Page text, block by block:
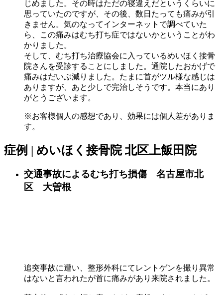
じめました。その時はただの寝違えだというくらいに
思っていたのですが、その後、数日たっても痛みが引
きません。気のなってインターネットで調べていた
ら、この痛みはむち打ち症ではないかということがわ
かりました。
そして、むち打ち治療協会に入っているめいほく接骨
院さんを受診することにしました。通院したおかげで
痛みはだいぶ減りました。たまに首がツル様な感じは
ありますが、あと少しで完治しそうです。本当にあり
がとうございます。
※お客様個人の感想であり、効果には個人差がありま
す。
症例 | めいほく接骨院 北区上飯田院
交通事故によるむち打ち損傷 名古屋市北
区 大曽根
追突事故に遭い、整形外科にてレントゲンを撮り異常
はないと言われたが首に痛みがあり来院されました。